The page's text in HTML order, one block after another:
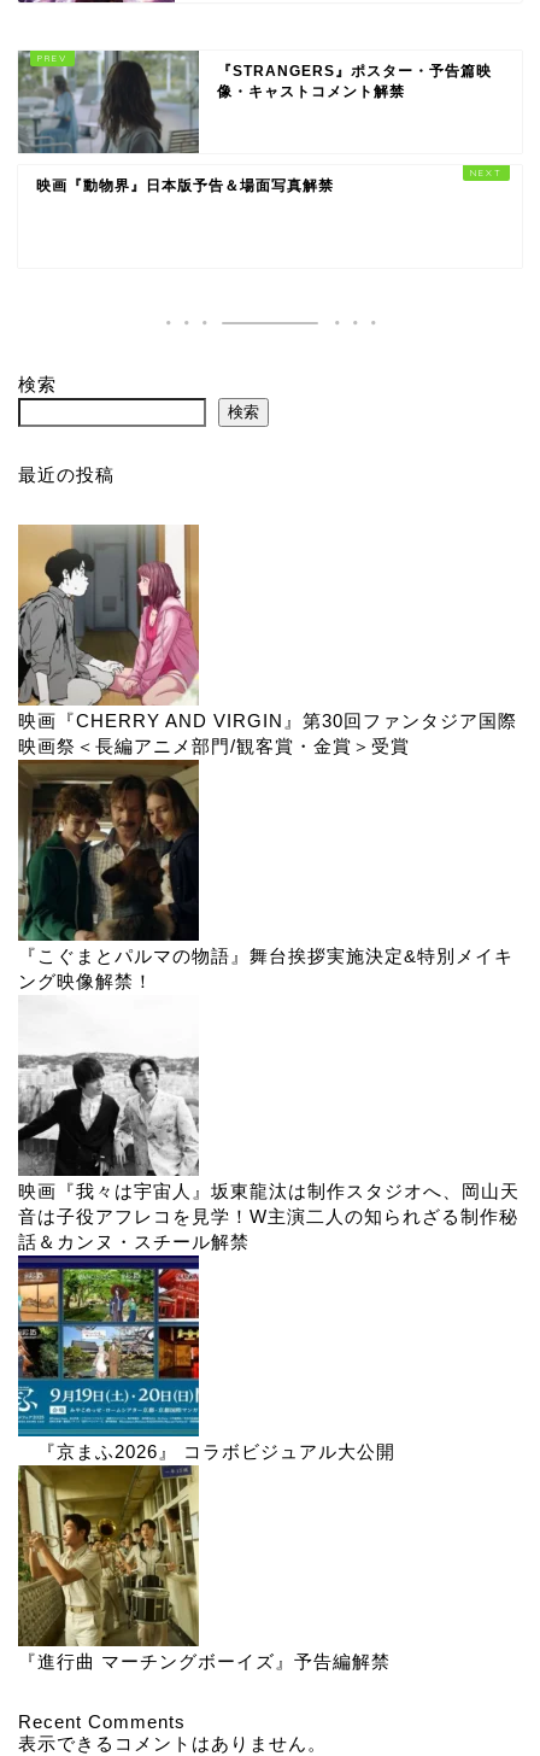
『STRANGERS』ポスター・予告篇映
像・キャストコメント解禁
映画『動物界』日本版予告＆場面写真解禁
検索
検索
最近の投稿
映画『CHERRY AND VIRGIN』第30回ファンタジア国際
映画祭＜長編アニメ部門/観客賞・金賞＞受賞
『こぐまとパルマの物語』舞台挨拶実施決定&特別メイキ
ング映像解禁！
映画『我々は宇宙人』坂東龍汰は制作スタジオへ、岡山天
音は子役アフレコを見学！W主演二人の知られざる制作秘
話＆カンヌ・スチール解禁
『京まふ2026』 コラボビジュアル大公開
『進行曲 マーチングボーイズ』予告編解禁
Recent Comments
表示できるコメントはありません。